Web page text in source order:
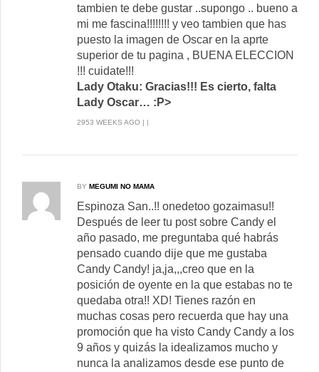
tambien te debe gustar ..supongo .. bueno a
mi me fascina!!!!!!!! y veo tambien que has
puesto la imagen de Oscar en la aprte
superior de tu pagina , BUENA ELECCION
!!! cuidate!!!
Lady Otaku: Gracias!!! Es cierto, falta
Lady Oscar… :P>
2953 WEEKS AGO | |
BY MEGUMI NO MAMA
Espinoza San..!! onedetoo gozaimasu!!
Después de leer tu post sobre Candy el
año pasado, me preguntaba qué habrás
pensado cuando dije que me gustaba
Candy Candy! ja,ja,,,creo que en la
posición de oyente en la que estabas no te
quedaba otra!! XD! Tienes razón en
muchas cosas pero recuerda que hay una
promoción que ha visto Candy Candy a los
9 años y quizás la idealizamos mucho y
nunca la analizamos desde ese punto de